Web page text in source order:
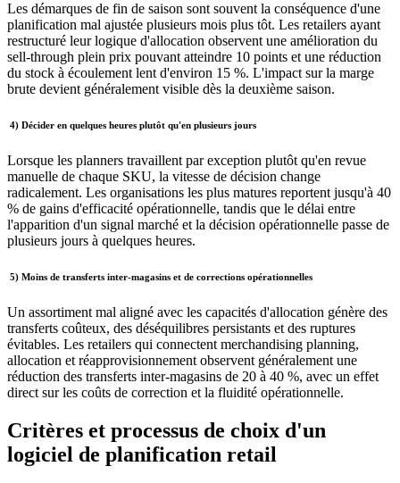
Les démarques de fin de saison sont souvent la conséquence d'une
planification mal ajustée plusieurs mois plus tôt. Les retailers ayant
restructuré leur logique d'allocation observent une amélioration du
sell-through plein prix pouvant atteindre 10 points et une réduction
du stock à écoulement lent d'environ 15 %. L'impact sur la marge
brute devient généralement visible dès la deuxième saison.
4) Décider en quelques heures plutôt qu'en plusieurs jours
Lorsque les planners travaillent par exception plutôt qu'en revue
manuelle de chaque SKU, la vitesse de décision change
radicalement. Les organisations les plus matures reportent jusqu'à 40
% de gains d'efficacité opérationnelle, tandis que le délai entre
l'apparition d'un signal marché et la décision opérationnelle passe de
plusieurs jours à quelques heures.
5) Moins de transferts inter-magasins et de corrections opérationnelles
Un assortiment mal aligné avec les capacités d'allocation génère des
transferts coûteux, des déséquilibres persistants et des ruptures
évitables. Les retailers qui connectent merchandising planning,
allocation et réapprovisionnement observent généralement une
réduction des transferts inter-magasins de 20 à 40 %, avec un effet
direct sur les coûts de correction et la fluidité opérationnelle.
Critères et processus de choix d'un
logiciel de planification retail